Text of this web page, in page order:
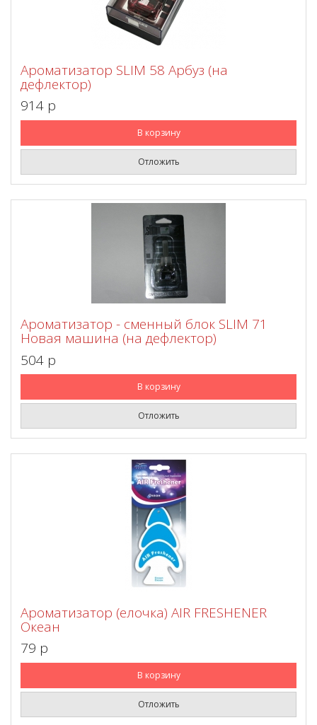
Ароматизатор SLIM 58 Арбуз (на
дефлектор)
914 p
В корзину
Отложить
Ароматизатор - сменный блок SLIM 71
Новая машина (на дефлектор)
504 p
В корзину
Отложить
Ароматизатор (елочка) AIR FRESHENER
Океан
79 p
В корзину
Отложить